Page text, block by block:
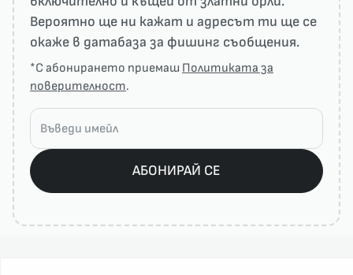
Вероятно ще ни кажат и адресът ти ще се
окаже в датабаза за фишинг съобщения.
*С абонирането приемаш Политиката за
поверителност.
АБОНИРАЙ СЕ